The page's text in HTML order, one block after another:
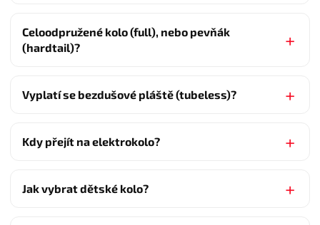
Celoodpružené kolo (full), nebo pevňák
(hardtail)?
Vyplatí se bezdušové pláště (tubeless)?
Kdy přejít na elektrokolo?
Jak vybrat dětské kolo?